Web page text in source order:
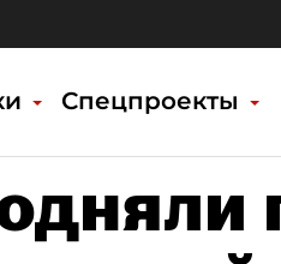
Спецпроекты